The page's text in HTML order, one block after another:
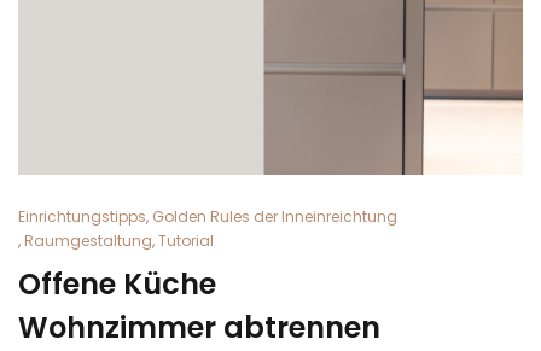
Einrichtungstipps, Golden Rules der Inneinreichtung
, Raumgestaltung,Tutorial
Offene Küche
Wohnzimmer abtrennen